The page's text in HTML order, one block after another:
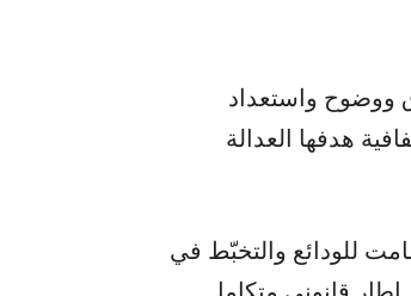
ووضوح واستعداد
هدفها العدالة
للودائع والتخبّط في
إطار قانوني متكامل